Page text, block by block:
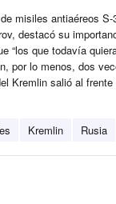
misiles antiaéreos S-
destacó su
“los que todavía
por lo menos, dos
Kremlin salió al frente
Kremlin Rusia